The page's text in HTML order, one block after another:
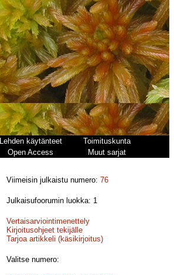
Lehden käytänteet
Toimituskunta
Open Access Muut sarjat
Viimeisin julkaistu numero:76
Julkaisufoorumin luokka: 1
Vertaisarviointimenettely
Kirjoitusohjeet tekijälle
Tarjoa artikkeli (käsikirjoitus)
Valitse numero: